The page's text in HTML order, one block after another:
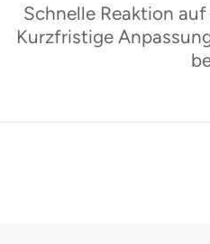
Schnelle Reaktion
Kurzfristige